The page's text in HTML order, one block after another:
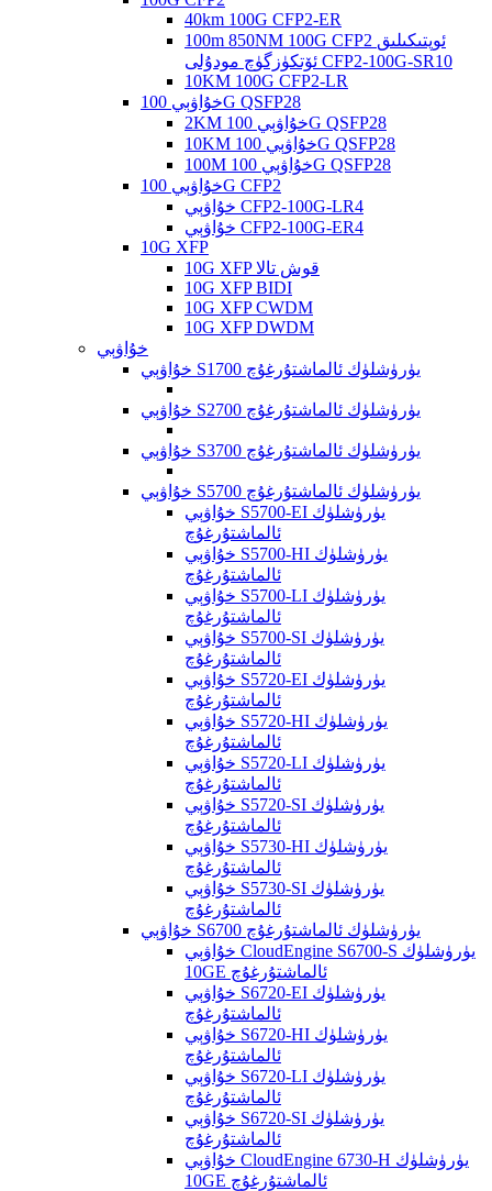
40km 100G CFP2-ER
100m 850NM 100G CFP2 ئوپتىكىلىق
ئۆتكۈزگۈچ مودۇلى CFP2-100G-SR10
10KM 100G CFP2-LR
خۇاۋېي 100G QSFP28
2KM خۇاۋېي 100G QSFP28
10KM خۇاۋېي 100G QSFP28
100M خۇاۋېي 100G QSFP28
خۇاۋېي 100G CFP2
خۇاۋېي CFP2-100G-LR4
خۇاۋېي CFP2-100G-ER4
10G XFP
10G XFP قوش تالا
10G XFP BIDI
10G XFP CWDM
10G XFP DWDM
خۇاۋېي
خۇاۋېي S1700 يۈرۈشلۈك ئالماشتۇرغۇچ
خۇاۋېي S2700 يۈرۈشلۈك ئالماشتۇرغۇچ
خۇاۋېي S3700 يۈرۈشلۈك ئالماشتۇرغۇچ
خۇاۋېي S5700 يۈرۈشلۈك ئالماشتۇرغۇچ
خۇاۋېي S5700-EI يۈرۈشلۈك
ئالماشتۇرغۇچ
خۇاۋېي S5700-HI يۈرۈشلۈك
ئالماشتۇرغۇچ
خۇاۋېي S5700-LI يۈرۈشلۈك
ئالماشتۇرغۇچ
خۇاۋېي S5700-SI يۈرۈشلۈك
ئالماشتۇرغۇچ
خۇاۋېي S5720-EI يۈرۈشلۈك
ئالماشتۇرغۇچ
خۇاۋېي S5720-HI يۈرۈشلۈك
ئالماشتۇرغۇچ
خۇاۋېي S5720-LI يۈرۈشلۈك
ئالماشتۇرغۇچ
خۇاۋېي S5720-SI يۈرۈشلۈك
ئالماشتۇرغۇچ
خۇاۋېي S5730-HI يۈرۈشلۈك
ئالماشتۇرغۇچ
خۇاۋېي S5730-SI يۈرۈشلۈك
ئالماشتۇرغۇچ
خۇاۋېي S6700 يۈرۈشلۈك ئالماشتۇرغۇچ
خۇاۋېي CloudEngine S6700-S يۈرۈشلۈك
10GE ئالماشتۇرغۇچ
خۇاۋېي S6720-EI يۈرۈشلۈك
ئالماشتۇرغۇچ
خۇاۋېي S6720-HI يۈرۈشلۈك
ئالماشتۇرغۇچ
خۇاۋېي S6720-LI يۈرۈشلۈك
ئالماشتۇرغۇچ
خۇاۋېي S6720-SI يۈرۈشلۈك
ئالماشتۇرغۇچ
خۇاۋېي CloudEngine 6730-H يۈرۈشلۈك
10GE ئالماشتۇرغۇچ